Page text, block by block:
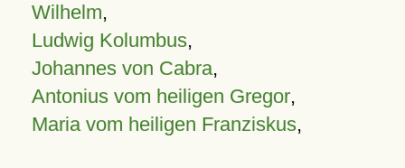
Wilhelm,
Ludwig Kolumbus,
Johannes von Cabra,
Antonius vom heiligen Gregor,
Maria vom heiligen Franziskus,